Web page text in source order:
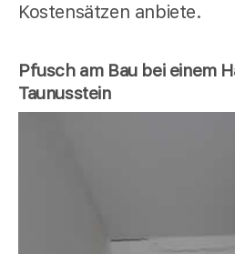
Kostensätzen anbiete.
Pfusch am Bau bei einem
Taunusstein